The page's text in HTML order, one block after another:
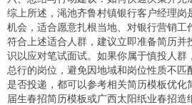
综上所述，渑池齐鲁村镇银行客户经理岗
机会，适合愿意扎根当地、对银行营销工
符合上述适合人群，建议立即准备简历并
识以应对笔试面试。如果你属于慎投人群
总行的岗位，避免因地域和岗位性质不匹
是否投递，都可以参考相关简历模板优化
届生春招简历模板或广西太阳纸业春招造